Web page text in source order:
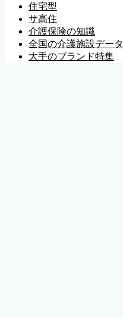
住宅型
サ高住
介護保険の知識
全国の介護施設データ
大手のブランド特集